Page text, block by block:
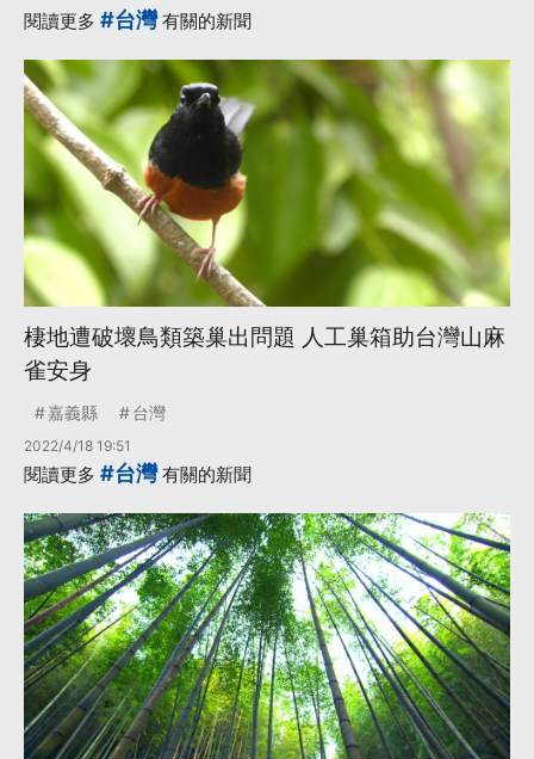
閱讀更多 #台灣有關的新聞
棲地遭破壞鳥類築巢出問題 人工巢箱助台灣山麻
雀安身
嘉義縣 台灣
2022/4/18 19:51
閱讀更多 #台灣有關的新聞